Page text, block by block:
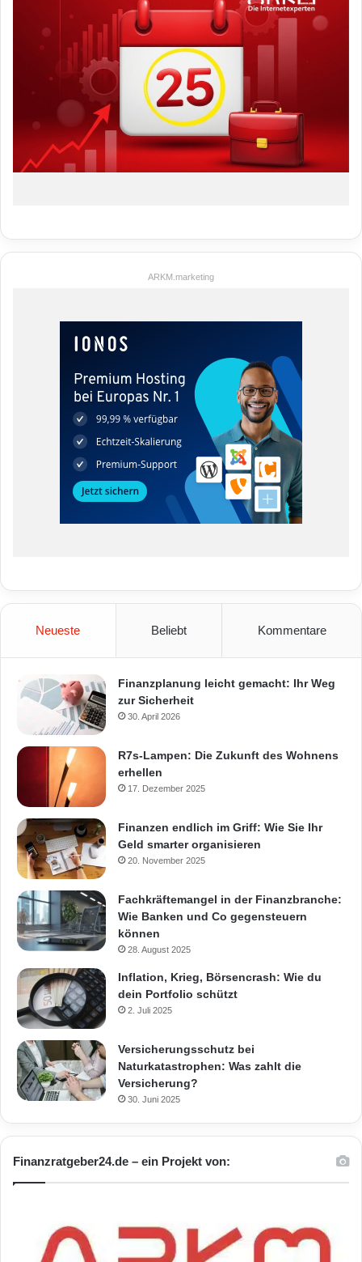
ARKM.marketing
Neueste Beliebt Kommentare
Finanzplanung leicht gemacht: Ihr Weg
zur Sicherheit
30. April 2026
R7s-Lampen: Die Zukunft des Wohnens
erhellen
17. Dezember 2025
Finanzen endlich im Griff: Wie Sie Ihr
Geld smarter organisieren
20. November 2025
Fachkräftemangel in der Finanzbranche:
Wie Banken und Co gegensteuern
können
28. August 2025
Inflation, Krieg, Börsencrash: Wie du
dein Portfolio schützt
2. Juli 2025
Versicherungsschutz bei
Naturkatastrophen: Was zahlt die
Versicherung?
30. Juni 2025
Finanzratgeber24.de – ein Projekt von: